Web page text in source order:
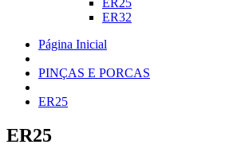
ER25
ER32
Página Inicial
PINÇAS E PORCAS
ER25
ER25